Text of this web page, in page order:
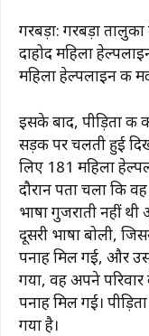
गरबड़ा: गरबड़ा
दाहोद महिला
महिला हेल्पलाइन की
इसके बाद, पीड़िता की
सड़क पर चलती हुई
लिए 181 महिला
दौरान पता चला कि
भाषा गुजराती नहीं
दूसरी भाषा बोली,
पनाह मिल गई, और
गया, वह अपने
पनाह मिल गई।
गया है।